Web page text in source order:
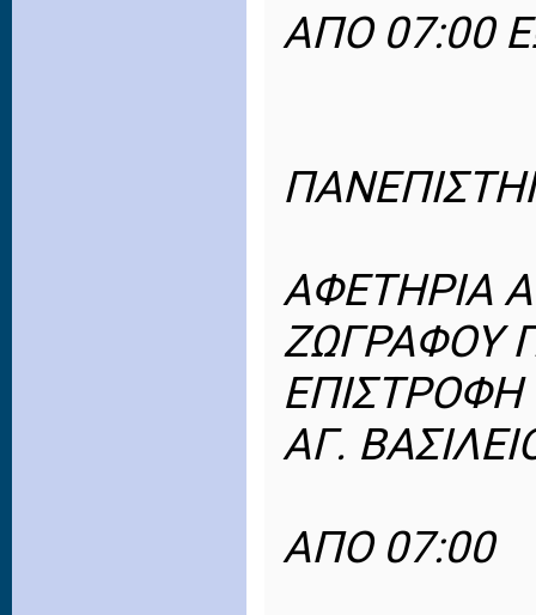
ΑΠΟ 07:00
ΑΦΕΤΗΡΙΑ
ΖΩΓΡΑΦΟΥ
ΕΠΙΣΤΡΟΦΗ
ΑΓ.
ΑΠΟ 07:00